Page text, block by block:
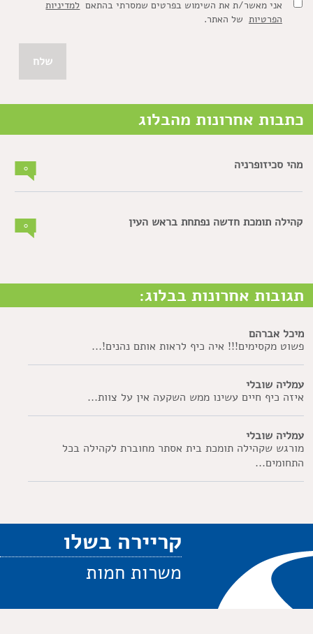
אני מאשר/ת את השימוש בפרטים שמסרתי בהתאם למדיניות
הפרטיותשל האתר.
כתבות אחרונות מהבלוג
מהי סכיזופרניה
קהילה תומכת חדשה נפתחת בראש העין
תגובות אחרונות בבלוג:
מיכל אברהם
פשוט מקסימים!!! איה כיף לראות אותם נהנים!...
עמליה שובלי
איזה כיף חיים עשינו ממש השקעה אין על צוות...
עמליה שובלי
מורגש שקהילה תומכת בית אסתר מחוברת לקהילה בכל
התחומים...
קריירה בשלו
משרות חמות